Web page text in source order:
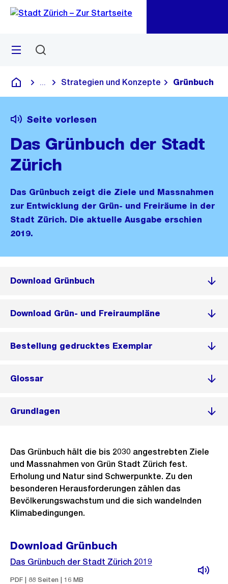
Navigation
Sprunglink
Menü
Deutsch
Blende alle Breadcrumbs ein
Strategien und Konzepte Grünbuch
Seite vorlesen
Das Grünbuch der Stadt
Zürich
Das Grünbuch zeigt die Ziele und Massnahmen
zur Entwicklung der Grün- und Freiräume in der
Stadt Zürich. Die aktuelle Ausgabe erschien
2019.
Download Grünbuch
Download Grün- und Freiraumpläne
Bestellung gedrucktes Exemplar
Glossar
Grundlagen
Das Grünbuch hält die bis 2030 angestrebten Ziele
und Massnahmen von Grün Stadt Zürich fest.
Erholung und Natur sind Schwerpunkte. Zu den
besonderen Herausforderungen zählen das
Bevölkerungswachstum und die sich wandelnden
Klimabedingungen.
Download Grünbuch
Das Grünbuch der Stadt Zürich 2019
PDF | 88 Seiten | 16 MB